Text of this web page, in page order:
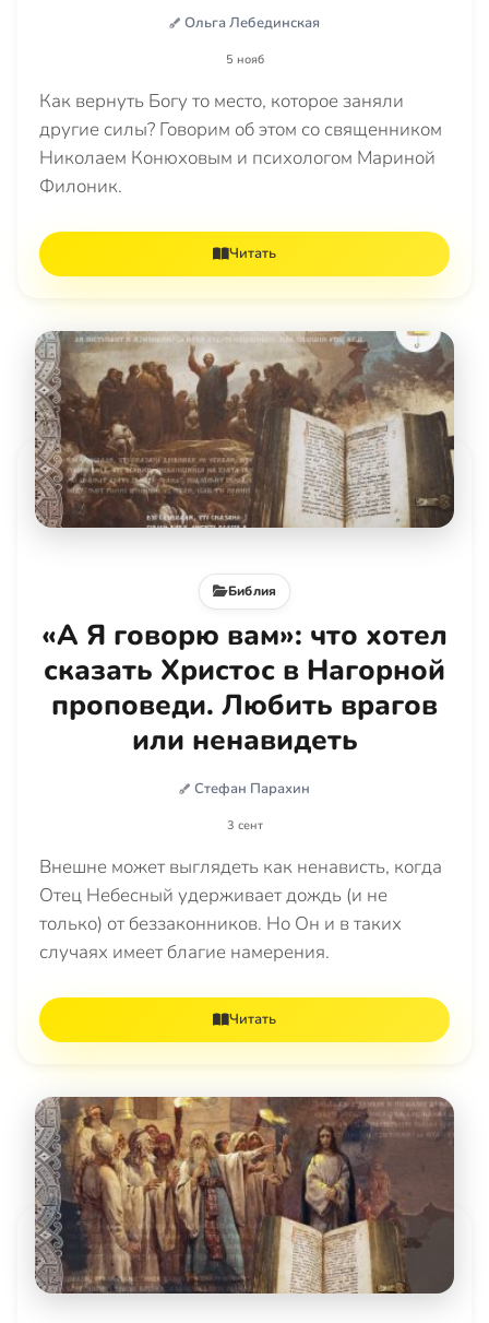
Ольга Лебединская
5 нояб
Как вернуть Богу то место, которое заняли
другие силы? Говорим об этом со священником
Николаем Конюховым и психологом Мариной
Филоник.
Читать
Библия
«А Я говорю вам»: что хотел
сказать Христос в Нагорной
проповеди. Любить врагов
или ненавидеть
Стефан Парахин
3 сент
Внешне может выглядеть как ненависть, когда
Отец Небесный удерживает дождь (и не
только) от беззаконников. Но Он и в таких
случаях имеет благие намерения.
Читать